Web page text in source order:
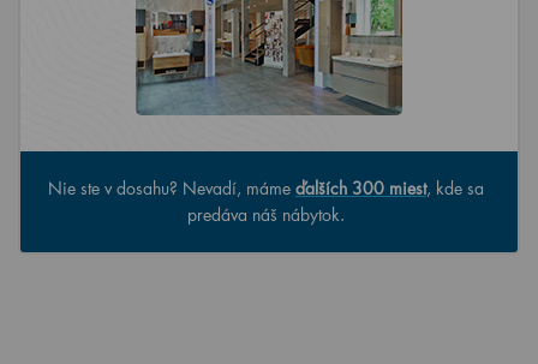
Nie ste v dosahu? Nevadí, máme ďalších 300 miest, kde sa
predáva náš nábytok.